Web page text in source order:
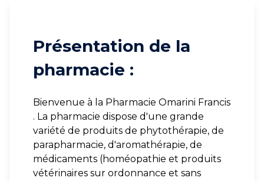
Présentation de la
pharmacie :
Bienvenue à la Pharmacie Omarini Francis
. La pharmacie dispose d'une grande
variété de produits de phytothérapie, de
parapharmacie, d'aromathérapie, de
médicaments (homéopathie et produits
vétérinaires sur ordonnance et sans